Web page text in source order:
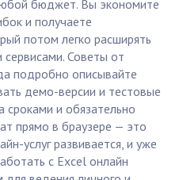
бюджет. Вы экономите
и получаете
потом легко расширять
сервисами. Советы от
подробно описывайте
демо-версии и тестовые
сроками и обязательно
прямо в браузере — это
услуг развивается, и уже
с Excel онлайн